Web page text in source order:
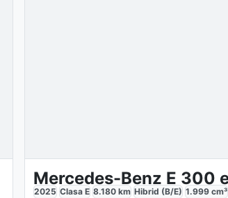
Mercedes-Benz E 300
2025 Clasa E 8.180km Hibrid (B/E) 1.999cm³